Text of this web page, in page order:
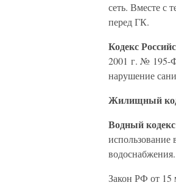
сеть. Вместе с
перед ГК.
Кодекс
2001 г. № 195-
нарушение
Жилищный
Водный
использование
водоснабжения.
Закон РФ от